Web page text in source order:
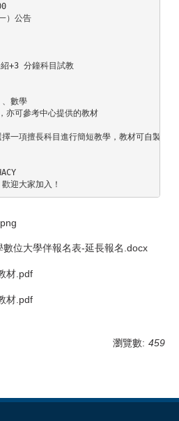
）公告
+3 分鐘科目試教
、數學
亦可參考中心提供的教材
一項擅長科目進行簡短教學，教材可自製或
迎大家加入！
位大學伴報名表-延長報名.docx
材.pdf
材.pdf
瀏覽數: 459